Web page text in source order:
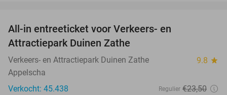
All-in entreeticket voor Verkeers- en
Attractiepark Duinen Zathe
Verkeers- en Attractiepark Duinen Zathe 9.8 star
Appelscha
Verkocht: 45.438
Regulier €23,50